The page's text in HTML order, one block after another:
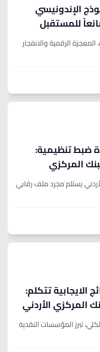
الإندونيسي
للمستقبل
الرقمية والانفجار
ضبط تنظيمية:
المركزي
الأردني يستلم مجرد ملف رقابي
الايجابية تتكلم:
المركزي الأردني
تبرز المؤسسات النقدية